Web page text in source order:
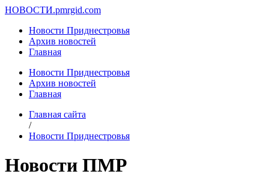
НОВОСТИ.pmrgid.com
Новости Приднестровья
Архив новостей
Главная
Новости Приднестровья
Архив новостей
Главная
Главная сайта
/
Новости Приднестровья
Новости ПМР